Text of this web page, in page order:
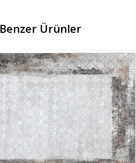
Benzer Ürünler